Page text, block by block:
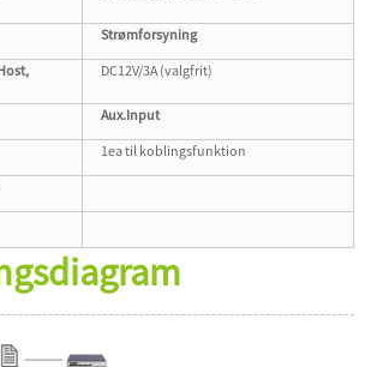
Strømforsyning
DC12V/3A (valgfrit)
Aux.Input
1ea til koblingsfunktion